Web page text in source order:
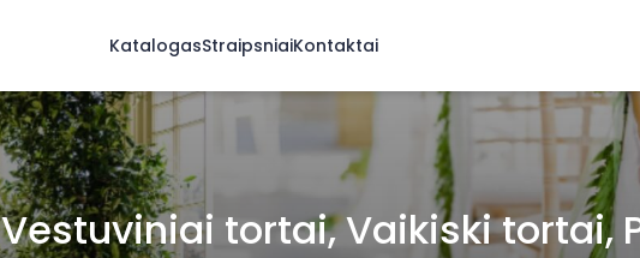
KatalogasStraipsniaiKontaktai
Vestuviniai tortai, Vaikiski tortai,